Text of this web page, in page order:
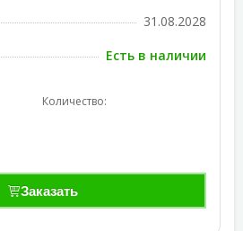
31.08.2028
Есть в наличии
Количество:
Заказать